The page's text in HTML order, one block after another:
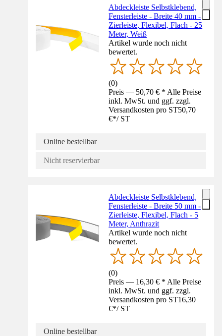
Abdeckleiste Selbstklebend,
Fensterleiste - Breite 40 mm -
Zierleiste, Flexibel, Flach - 25
Meter, Weiß
Artikel wurde noch nicht
bewertet.
(0)
Preis — 50,70 € * Alle Preise
inkl. MwSt. und ggf. zzgl.
Versandkosten pro ST50,70
€*/ ST
Online bestellbar
Nicht reservierbar
Abdeckleiste Selbstklebend,
Fensterleiste - Breite 50 mm -
Zierleiste, Flexibel, Flach - 5
Meter, Anthrazit
Artikel wurde noch nicht
bewertet.
(0)
Preis — 16,30 € * Alle Preise
inkl. MwSt. und ggf. zzgl.
Versandkosten pro ST16,30
€*/ ST
Online bestellbar